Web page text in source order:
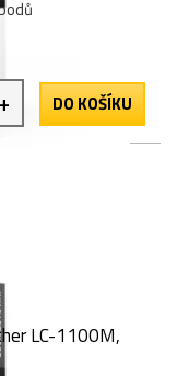
bodů
+ DO KOŠÍKU
LC-1100M,